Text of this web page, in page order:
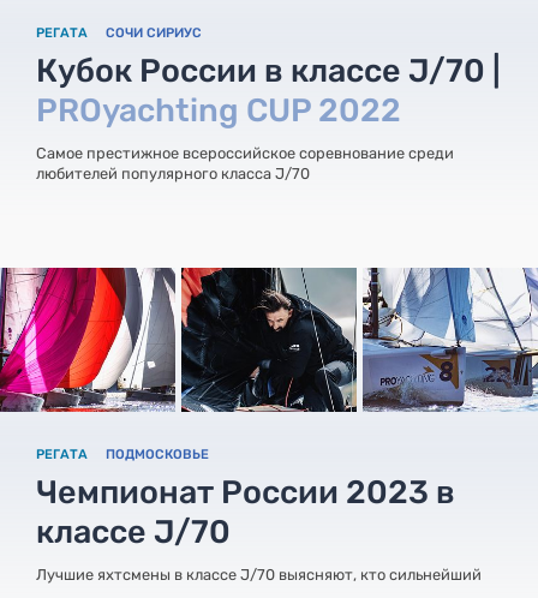
РЕГАТА СОЧИ СИРИУС
Кубок России в классе J/70 |
PROyachting CUP 2022
Самое престижное всероссийское соревнование среди
любителей популярного класса J/70
РЕГАТА ПОДМОСКОВЬЕ
Чемпионат России 2023 в
классе J/70
Лучшие яхтсмены в классе J/70 выясняют, кто сильнейший